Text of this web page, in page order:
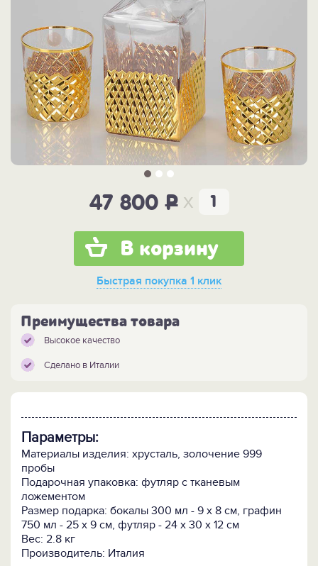
47 800P x
В корзину
Быстрая покупка 1 клик
Преимущества товара
Высокое качество
Сделано в Италии
Параметры:
Материалы изделия: хрусталь, золочение 999
пробы
Подарочная упаковка: футляр с тканевым
ложементом
Размер подарка: бокалы 300 мл - 9 х 8 см, графин
750 мл - 25 х 9 см, футляр - 24 х 30 х 12 см
Вес: 2.8 кг
Производитель: Италия